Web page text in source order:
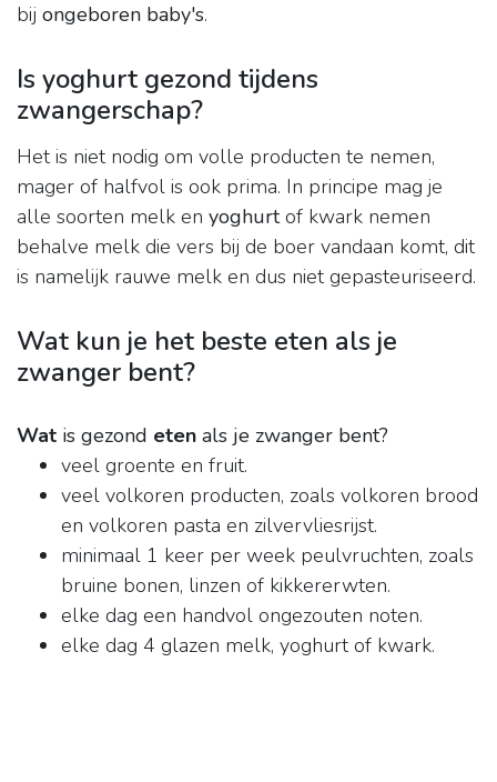
bij ongeboren baby's.
Is yoghurt gezond tijdens
zwangerschap?
Het is niet nodig om volle producten te nemen,
mager of halfvol is ook prima. In principe mag je
alle soorten melk en yoghurtof kwark nemen
behalve melk die vers bij de boer vandaan komt, dit
is namelijk rauwe melk en dus niet gepasteuriseerd.
Wat kun je het beste eten als je
zwanger bent?
Wat is gezond eten als je zwanger bent?
veel groente en fruit.
veel volkoren producten, zoals volkoren brood
en volkoren pasta en zilvervliesrijst.
minimaal 1 keer per week peulvruchten, zoals
bruine bonen, linzen of kikkererwten.
elke dag een handvol ongezouten noten.
elke dag 4 glazen melk, yoghurt of kwark.